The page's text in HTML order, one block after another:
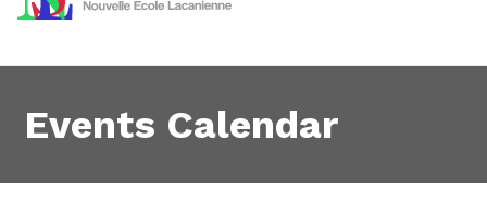
Events Calendar